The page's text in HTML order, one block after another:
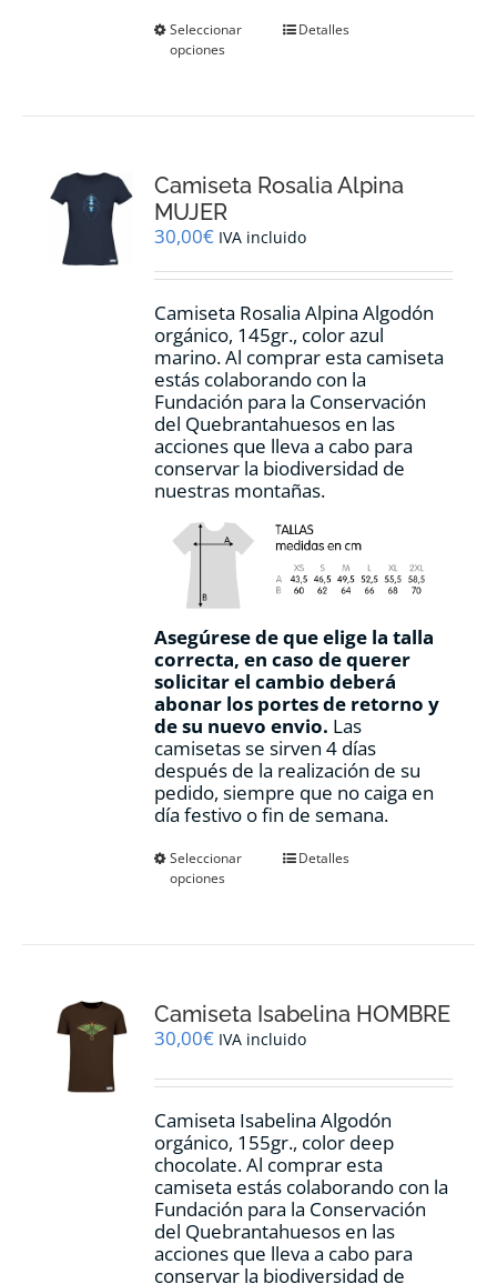
Seleccionar
opciones
Este
se
elegir
la
de
producto
Detalles
Camiseta Rosalia Alpina
MUJER
30,00€ IVA incluido
Camiseta Rosalia Alpina Algodón
orgánico, 145gr., color azul
marino. Al comprar esta camiseta
estás colaborando con la
Fundación para la Conservación
del Quebrantahuesos en las
acciones que lleva a cabo para
conservar la biodiversidad de
nuestras montañas.
Asegúrese de que elige la talla
correcta, en caso de querer
solicitar el cambio deberá
abonar los portes de retorno y
de su nuevo envio. Las
camisetas se sirven 4 días
después de la realización de su
pedido, siempre que no caiga en
día festivo o fin de semana.
Seleccionar
opciones
Este
se
pueden
en
página
de
producto
Detalles
Camiseta Isabelina HOMBRE
30,00€ IVA incluido
Camiseta Isabelina Algodón
orgánico, 155gr., color deep
chocolate.Al comprar esta
camiseta estás colaborando con la
Fundación para la Conservación
del Quebrantahuesos en las
acciones que lleva a cabo para
conservar la biodiversidad de